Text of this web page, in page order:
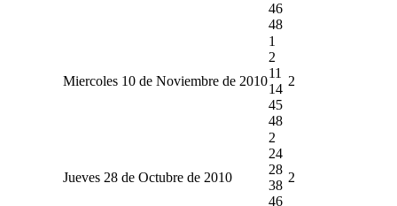
46
48
Miercoles 10 de Noviembre de 2010
1
2
11
14
45
48
2
Jueves 28 de Octubre de 2010
2
24
28
38
46
2